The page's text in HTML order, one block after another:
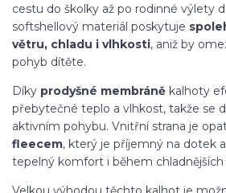
cestu do školky až po rodinné výlety
softshellový materiál poskytuje
větru, chladu i vlhkosti, aniž by
pohyb dítěte.
Díky prodyšné membráně kalhoty
přebytečné teplo a vlhkost, takže se
aktivním pohybu. Vnitřní strana je
fleecem, který je příjemný na dotek
tepelný komfort i během chladnějších